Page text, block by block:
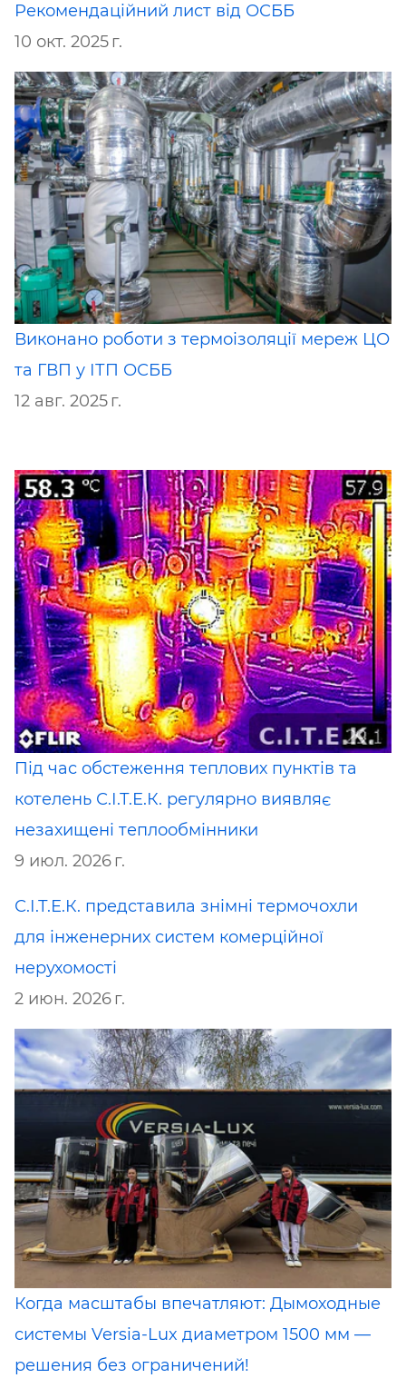
Рекомендаційний лист від ОСББ
10 окт. 2025 г.
Виконано роботи з термоізоляції мереж ЦО
та ГВП у ІТП ОСББ
12 авг. 2025 г.
Під час обстеження теплових пунктів та
котелень С.І.Т.Е.К. регулярно виявляє
незахищені теплообмінники
9 июл. 2026 г.
С.І.Т.Е.К. представила знімні термочохли
для інженерних систем комерційної
нерухомості
2 июн. 2026 г.
Когда масштабы впечатляют: Дымоходные
системы Versia-Lux диаметром 1500 мм —
решения без ограничений!